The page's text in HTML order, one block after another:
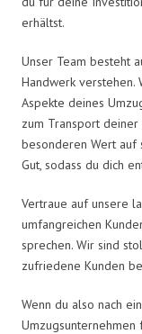
erhältst.
Unser Team besteht
Handwerk verstehen.
Aspekte deines
zum Transport
besonderen Wert auf
Gut, sodass du dich
Vertraue auf unsere
umfangreichen
sprechen. Wir sind
zufriedene Kunden
Wenn du also nach
Umzugsunternehmen